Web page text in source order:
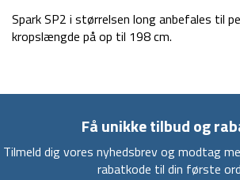
Spark SP2 i størrelsen long anbefales til
kropslængde på op til 198 cm.
Få unikke tilbud og
Tilmeld dig vores nyhedsbrev og modtag
rabatkode til din første